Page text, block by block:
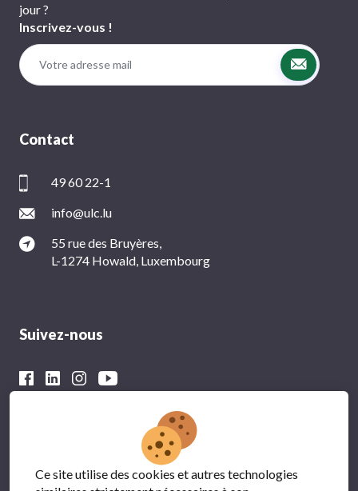
jour ?
Inscrivez-vous !
Contact
49 60 22-1
info@ulc.lu
55 rue des Bruyères,
L-1274 Howald, Luxembourg
Suivez-nous
Avec le soutien financier du
Ce site utilise des cookies et autres technologies